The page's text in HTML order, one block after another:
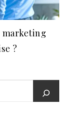
marketing
?